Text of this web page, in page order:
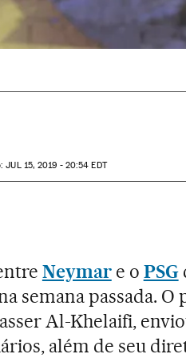
JUL 15, 2019 - 20:54 EDT
Sociales
Neymare o PSG
semana passada.
Al-Khelaifi,
além de seu